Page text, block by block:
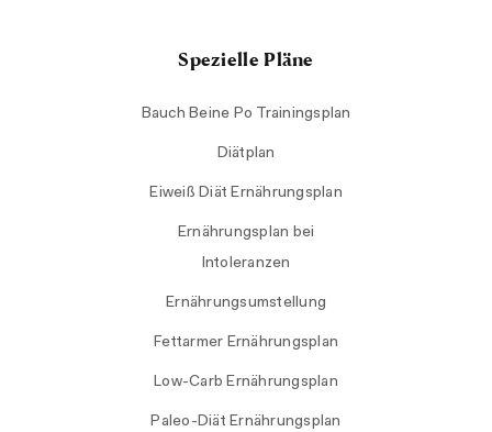
Spezielle Pläne
Bauch Beine Po Trainingsplan
Diätplan
Eiweiß Diät Ernährungsplan
Ernährungsplan bei
Intoleranzen
Ernährungsumstellung
Fettarmer Ernährungsplan
Low-Carb Ernährungsplan
Paleo-Diät Ernährungsplan